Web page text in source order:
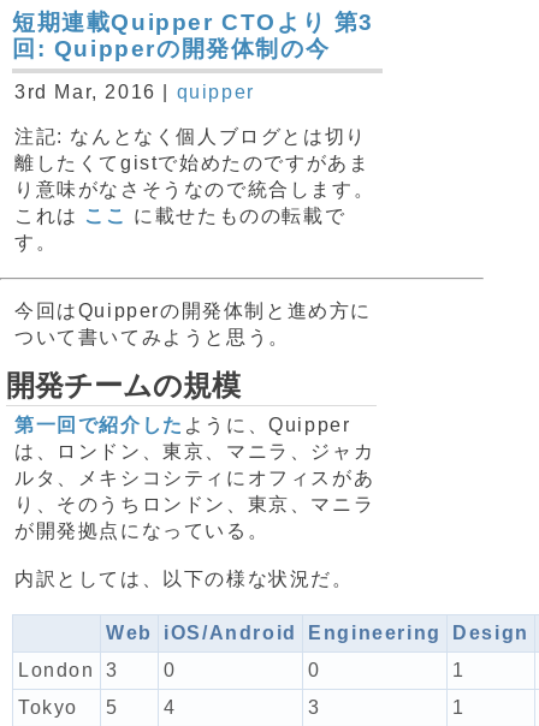
短期連載Quipper CTOより 第3
回: Quipperの開発体制の今
3rd Mar, 2016 | quipper
注記: なんとなく個人ブログとは切り
離したくてgistで始めたのですがあま
り意味がなさそうなので統合します。
これは ここ
に載せたものの転載で
す。
今回はQuipperの開発体制と進め方に
ついて書いてみようと思う。
開発チームの規模
第一回で紹介した ように、Quipper
は、ロンドン、東京、マニラ、ジャカ
ルタ、メキシコシティにオフィスがあ
り、そのうちロンドン、東京、マニラ
が開発拠点になっている。
内訳としては、以下の様な状況だ。
Web iOS/Android Engineering
Design
London
3 0 0
1
Tokyo
5 4 3
1